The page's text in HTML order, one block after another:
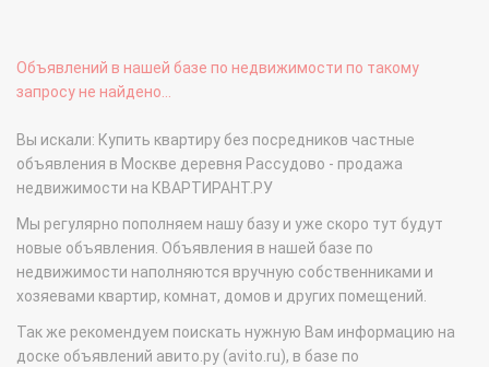
Объявлений в нашей базе по недвижимости по такому
запросу не найдено...
Вы искали: Купить квартиру без посредников частные
объявления в Москве деревня Рассудово - продажа
недвижимости на КВАРТИРАНТ.РУ
Мы регулярно пополняем нашу базу и уже скоро тут будут
новые объявления. Объявления в нашей базе по
недвижимости наполняются вручную собственниками и
хозяевами квартир, комнат, домов и других помещений.
Так же рекомендуем поискать нужную Вам информацию на
доске объявлений авито.ру (avito.ru), в базе по